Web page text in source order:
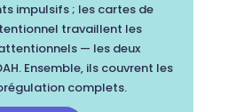
impulsifs ; les cartes de
travaillent les
— les deux
Ensemble, ils couvrent les
complets.